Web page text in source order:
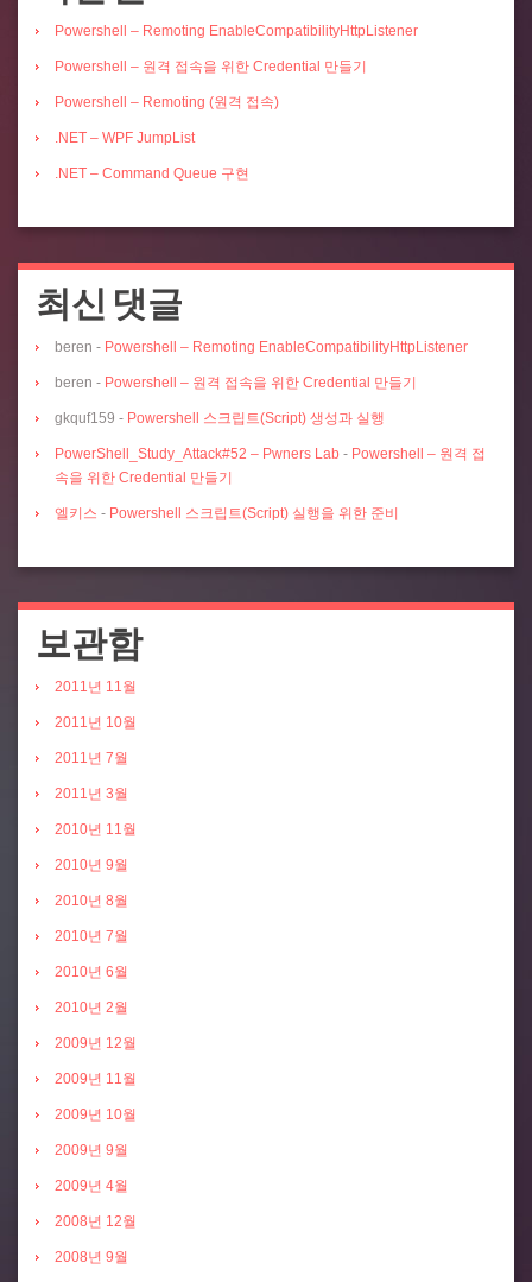
Powershell – Remoting EnableCompatibilityHttpListener
Powershell – 원격 접속을 위한 Credential 만들기
Powershell – Remoting (원격 접속)
.NET – WPF JumpList
.NET – Command Queue 구현
최신 댓글
beren - Powershell – Remoting EnableCompatibilityHttpListener
beren - Powershell – 원격 접속을 위한 Credential 만들기
gkquf159 - Powershell 스크립트(Script) 생성과 실행
PowerShell_Study_Attack#52 – Pwners Lab - Powershell – 원격 접
속을 위한 Credential 만들기
엘키스 - Powershell 스크립트(Script) 실행을 위한 준비
보관함
2011년 11월
2011년 10월
2011년 7월
2011년 3월
2010년 11월
2010년 9월
2010년 8월
2010년 7월
2010년 6월
2010년 2월
2009년 12월
2009년 11월
2009년 10월
2009년 9월
2009년 4월
2008년 12월
2008년 9월